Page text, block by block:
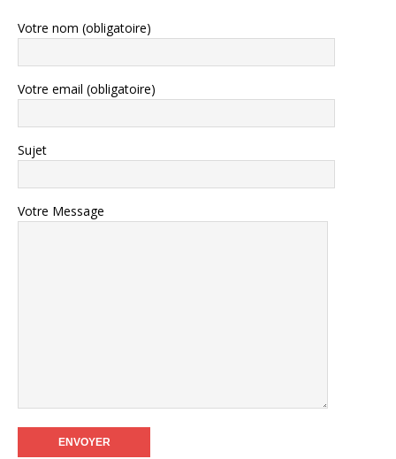
Votre nom (obligatoire)
Votre email (obligatoire)
Sujet
Votre Message